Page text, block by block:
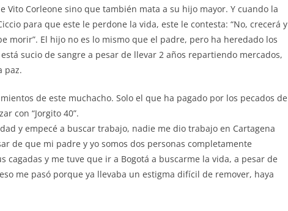
Vito Corleone sino que también mata a su hijo mayor. Y cuando la
para que este le perdone la vida, este le contesta: “No, crecerá y
morir”. El hijo no es lo mismo que el padre, pero ha heredado los
sucio de sangre a pesar de llevar 2 años repartiendo mercados,
paz.
de este muchacho. Solo el que ha pagado por los pecados de
con “Jorgito 40”.
y empecé a buscar trabajo, nadie me dio trabajo en Cartagena
de que mi padre y yo somos dos personas completamente
cagadas y me tuve que ir a Bogotá a buscarme la vida, a pesar de
me pasó porque ya llevaba un estigma difícil de remover, haya